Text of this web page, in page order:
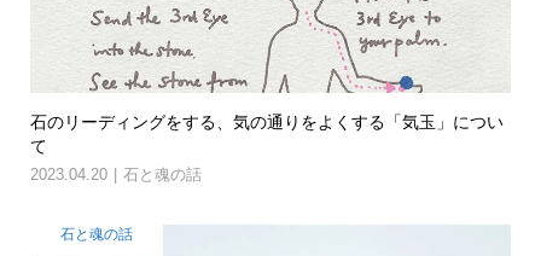
石のリーディングをする、気の通りをよくする「気玉」につい
て
2023.04.20 石と魂の話
石と魂の話